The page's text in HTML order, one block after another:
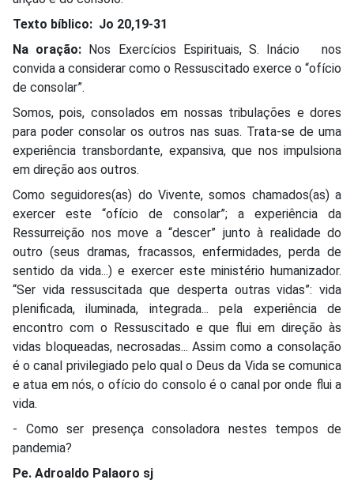
Texto bíblico: Jo 20,19-31
Na oração: Nos Exercícios Espirituais, S. Inácio nos
convida a considerar como o Ressuscitado exerce o “ofício
de consolar”.
Somos, pois, consolados em nossas tribulações e dores
para poder consolar os outros nas suas. Trata-se de uma
experiência transbordante, expansiva, que nos impulsiona
em direção aos outros.
Como seguidores(as) do Vivente, somos chamados(as) a
exercer este “ofício de consolar”; a experiência da
Ressurreição nos move a “descer” junto à realidade do
outro (seus dramas, fracassos, enfermidades, perda de
sentido da vida...) e exercer este ministério humanizador.
“Ser vida ressuscitada que desperta outras vidas”: vida
plenificada, iluminada, integrada... pela experiência de
encontro com o Ressuscitado e que flui em direção às
vidas bloqueadas, necrosadas... Assim como a consolação
é o canal privilegiado pelo qual o Deus da Vida se comunica
e atua em nós, o ofício do consolo é o canal por onde flui a
vida.
- Como ser presença consoladora nestes tempos de
pandemia?
Pe. Adroaldo Palaoro sj